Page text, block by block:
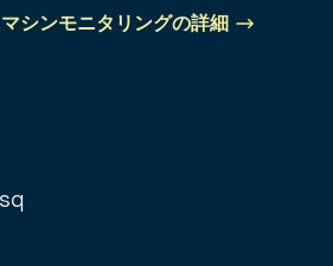
マシンモニタリングの詳細